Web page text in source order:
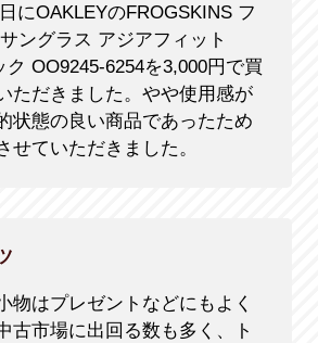
にOAKLEYのFROGSKINS フ
ングラス アジアフィット
ク OO9245-6254を3,000円で買
ただきました。やや使用感が
状態の良い商品であったため
せていただきました。
物はプレゼントなどにもよく
古市場に出回る数も多く、ト